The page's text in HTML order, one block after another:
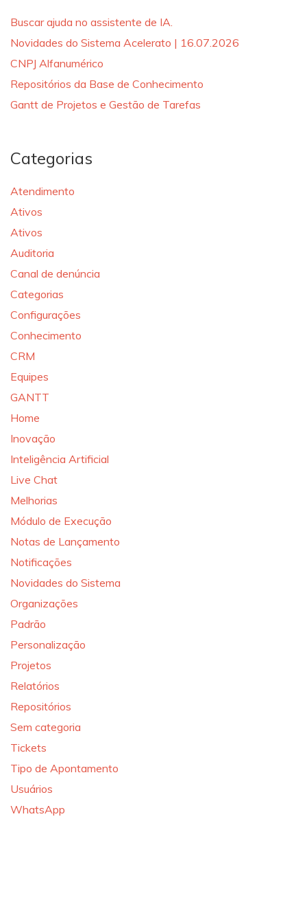
Buscar ajuda no assistente de IA.
Novidades do Sistema Acelerato | 16.07.2026
CNPJ Alfanumérico
Repositórios da Base de Conhecimento
Gantt de Projetos e Gestão de Tarefas
Categorias
Atendimento
Ativos
Ativos
Auditoria
Canal de denúncia
Categorias
Configurações
Conhecimento
CRM
Equipes
GANTT
Home
Inovação
Inteligência Artificial
Live Chat
Melhorias
Módulo de Execução
Notas de Lançamento
Notificações
Novidades do Sistema
Organizações
Padrão
Personalização
Projetos
Relatórios
Repositórios
Sem categoria
Tickets
Tipo de Apontamento
Usuários
WhatsApp